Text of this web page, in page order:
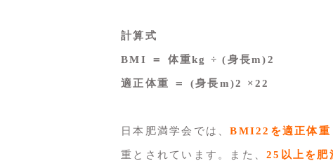
計算式
BMI ＝ 体重kg ÷ (身長m)2
適正体重 ＝ (身長m)2 ×22
日本肥満学会では、BMI22を適正体重
重とされています。また、 25以上を肥